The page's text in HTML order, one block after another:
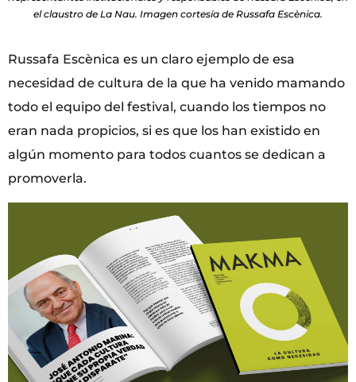
el claustro de La Nau. Imagen cortesía de Russafa Escènica.
Russafa Escènica es un claro ejemplo de esa
necesidad de cultura de la que ha venido mamando
todo el equipo del festival, cuando los tiempos no
eran nada propicios, si es que los han existido en
algún momento para todos cuantos se dedican a
promoverla.